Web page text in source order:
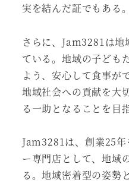
実を結んだ証でもある。
さらに、Jam3281は地
ている。地域の子ども
よう、安心して食事が
地域社会への貢献を大
る一助となることを目
Jam3281は、創業25
ー専門店として、地域
る。地域密着型の姿勢